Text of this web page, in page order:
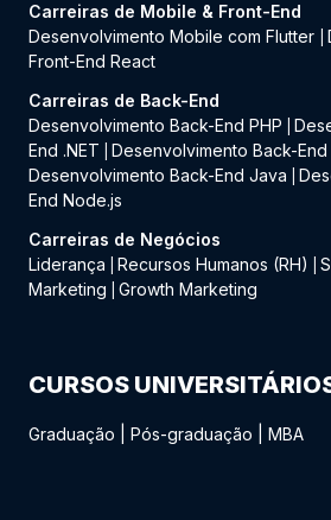
Carreiras de Mobile & Front-End
Desenvolvimento Mobile com Flutter
Front-End React
Carreiras de Back-End
Desenvolvimento Back-End PHP
End .NET
Desenvolvimento Back-End
Desenvolvimento Back-End Java
End Node.js
Carreiras de Negócios
Liderança
Recursos Humanos (RH)
Marketing
Growth Marketing
CURSOS
Graduação Pós-graduação MBA